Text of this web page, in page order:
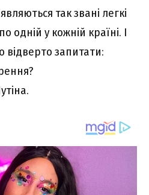
так звані легкі
одній у кожній країні. І
запитати: